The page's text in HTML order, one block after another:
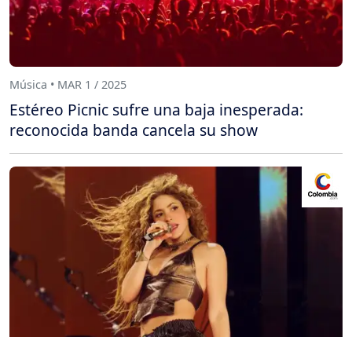
Música • MAR 1 / 2025
Estéreo Picnic sufre una baja inesperada:
reconocida banda cancela su show